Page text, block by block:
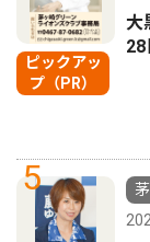
ピックアッ
プ（PR）
大
28
5